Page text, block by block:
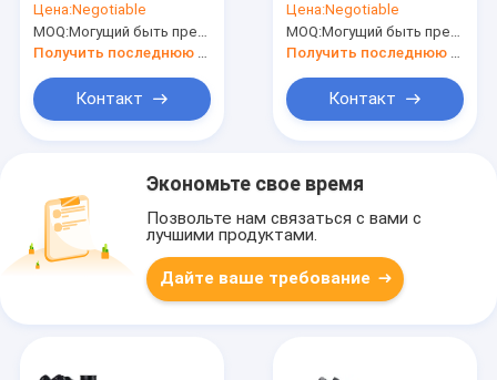
флюоресцентным
микроскопом 10X
360 градусов
Цена:Negotiable
MOQ:Могущий быть предметом переговоров
Получить последнюю цену
Контакт
света освещения
люминесцентного
микроскопа 1000X
Цена:Negotiable
MOQ:Могущий быть предметом переговоров
Получить последнюю цену
Контакт
Экономьте свое время
Позвольте нам связаться с вами с
лучшими продуктами.
Дайте ваше требование